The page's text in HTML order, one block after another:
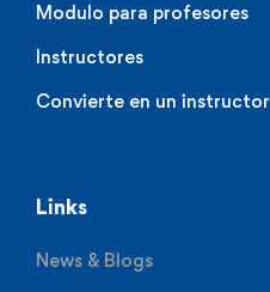
Modulo para profesores
Instructores
Convierte en un instructor
Links
News & Blogs